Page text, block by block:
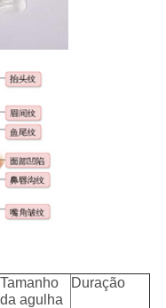
Tamanho
da agulha
Duração